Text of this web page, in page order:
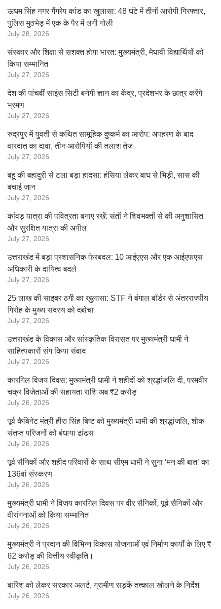
ऊधम सिंह नगर गैंगरेप कांड का खुलासा: 48 घंटे में तीनों आरोपी गिरफ्तार,
पुलिस मुठभेड़ में एक के पैर में लगी गोली
July 28, 2026
संस्कार और शिक्षा से सशक्त होगा भारत: मुख्यमंत्री, मेधावी विद्यार्थियों को
किया सम्मानित
July 27, 2026
देश की पांचवीं साइंस सिटी बनेगी ज्ञान का केंद्र, प्रदेशभर के छात्र करेंगे
भ्रमण
July 27, 2026
रुद्रपुर में युवती से कथित सामूहिक दुष्कर्म का आरोप: अपहरण के बाद
वारदात का दावा, तीन आरोपियों की तलाश तेज
July 27, 2026
बहू की बहादुरी से टला बड़ा हादसा: हंसिया लेकर बाघ से भिड़ी, सास की
बचाई जान
July 27, 2026
कांवड़ यात्रा की पवित्रता बनाए रखें: संतों ने शिवभक्तों से की अनुशासित
और सुरक्षित यात्रा की अपील
July 27, 2026
उत्तराखंड में बड़ा प्रशासनिक फेरबदल: 10 आईएएस और एक आईएफएस
अधिकारी के दायित्व बदले
July 27, 2026
25 लाख की साइबर ठगी का खुलासा: STF ने बंगाल बॉर्डर से अंतरराज्यीय
गिरोह के मुख्य सदस्य को दबोचा
July 27, 2026
उत्तराखंड के विकास और सांस्कृतिक विरासत पर मुख्यमंत्री धामी ने
साहित्यकारों संग किया संवाद
July 27, 2026
कारगिल विजय दिवस: मुख्यमंत्री धामी ने शहीदों को श्रद्धांजलि दी, परमवीर
चक्र विजेताओं की सहायता राशि अब ₹2 करोड़
July 26, 2026
पूर्व कैबिनेट मंत्री हीरा सिंह बिष्ट को मुख्यमंत्री धामी की श्रद्धांजलि, शोक
संतप्त परिजनों को बंधाया ढांढस
July 26, 2026
पूर्व सैनिकों और शहीद परिवारों के साथ सीएम धामी ने सुना ‘मन की बात’ का
136वां संस्करण
July 26, 2026
मुख्यमंत्री धामी ने विजय कारगिल दिवस पर वीर सैनिकों, पूर्व सैनिकों और
वीरांगनाओं को किया सम्मानित
July 26, 2026
मुख्यमंत्री ने प्रदान की विभिन्न विकास योजनाओं एवं निर्माण कार्यों के लिए ₹
62 करोड़ की वित्तीय स्वीकृति।
July 26, 2026
बारिश को लेकर सरकार अलर्ट, ग्रामीण सड़कें तत्काल खोलने के निर्देश
July 26, 2026